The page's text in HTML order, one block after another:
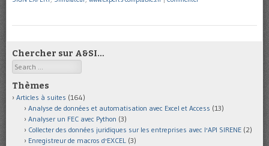
Chercher sur A&SI…
Search
Thèmes
Articles à suites (164)
Analyse de données et automatisation avec Excel et Access (13)
Analyser un FEC avec Python (3)
Collecter des données juridiques sur les entreprises avec l'API SIRENE (2)
Enregistreur de macros d'EXCEL (3)